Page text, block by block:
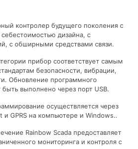
контролер будущего поколения с
дизайна, с
с обширными средствами связи.
прибор соответствует самым
безопасности, вибрации,
Обновление программного
выполнено через порт USB.
осуществляется через
и GPRS на компьютере и Windows..
Rainbow Scada предоставляет
мониторинга и контроля с